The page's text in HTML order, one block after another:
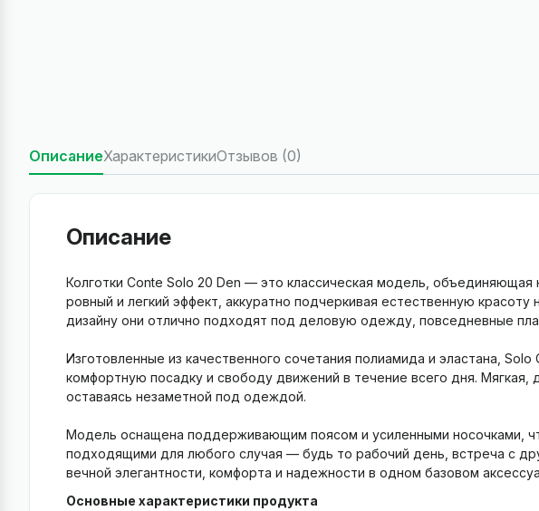
ОписаниеХарактеристикиОтзывов (0)
Описание
Колготки Conte Solo 20 Den — это классическая модель,
ровный и легкий эффект, аккуратно подчеркивая естественную
дизайну они отлично подходят под деловую одежду, повседневные
Изготовленные из качественного сочетания полиамида и эластана,
комфортную посадку и свободу движений в течение всего дня.
оставаясь незаметной под одеждой.
Модель оснащена поддерживающим поясом и усиленными носочками,
подходящими для любого случая — будь то рабочий день, встреча с
вечной элегантности, комфорта и надежности в одном базовом
Основные характеристики продукта